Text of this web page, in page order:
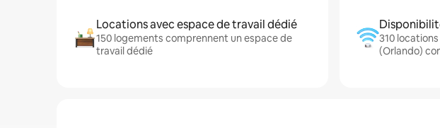
Locations avec espace de travail dédié
150 logements comprennent un espace de
travail dédié
310
(Orlando)